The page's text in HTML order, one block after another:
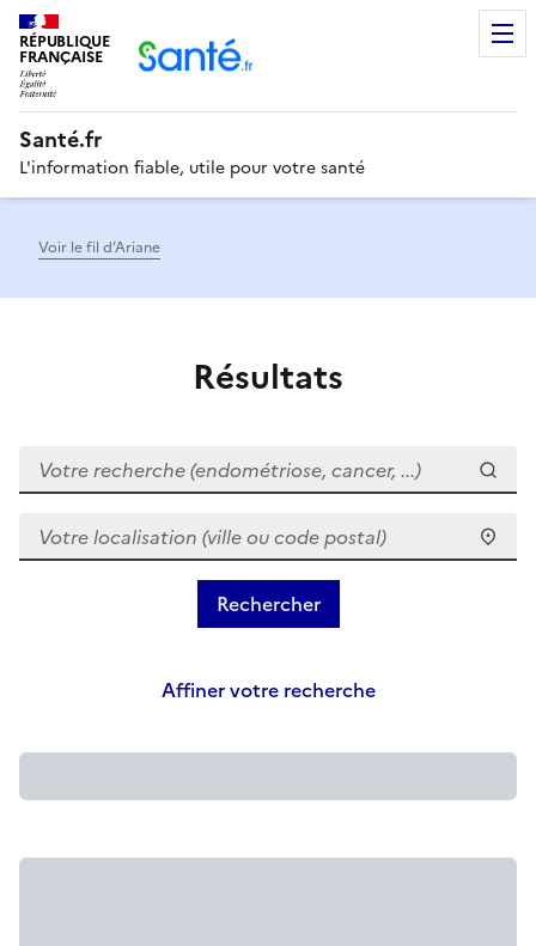
RÉPUBLIQUE
FRANÇAISE
Santé.fr
L'information fiable, utile pour votre santé
Voir le fil d’Ariane
Résultats
Votre recherche (endométriose, cancer, ...)
Votre localisation (ville ou code postal)
Affiner votre recherche